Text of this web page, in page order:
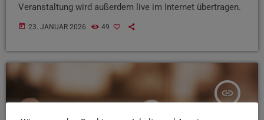
Veranstaltung wird außerdem live im Internet übertragen.
today 23. JANUAR 2026 49
insert_link